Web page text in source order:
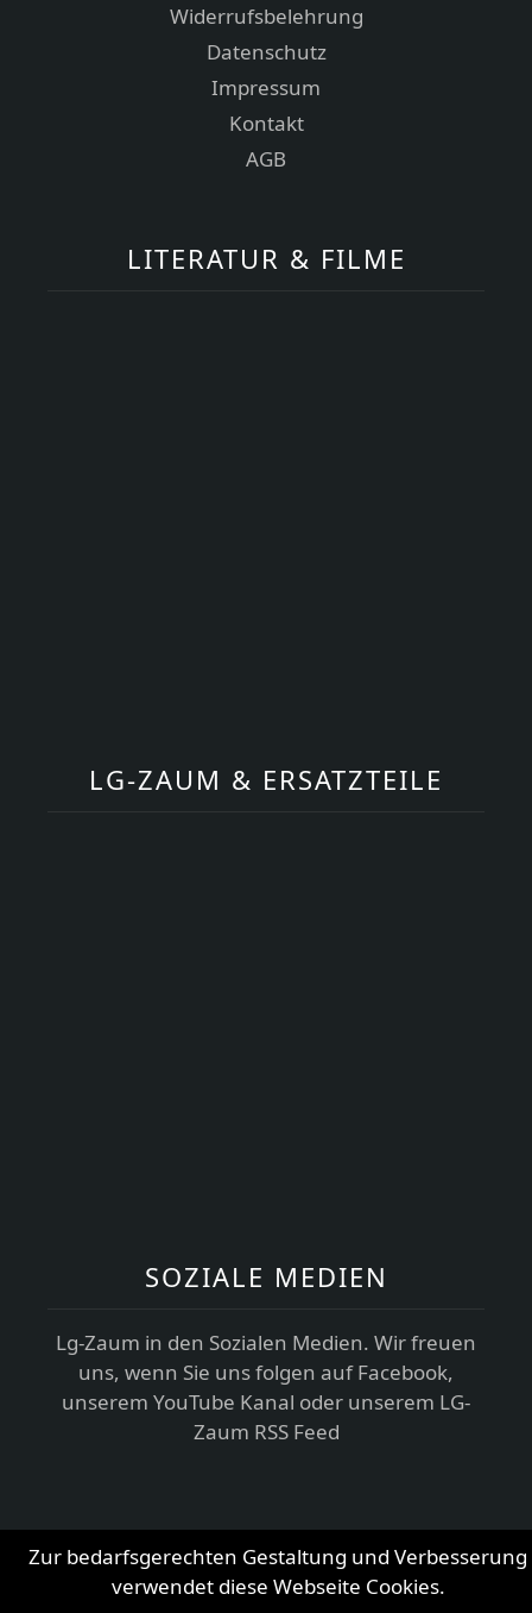
Widerrufsbelehrung
Datenschutz
Impressum
Kontakt
AGB
LITERATUR & FILME
LG-ZAUM & ERSATZTEILE
SOZIALE MEDIEN
Lg-Zaum in den Sozialen Medien. Wir freuen
uns, wenn Sie uns folgen auf Facebook,
unserem YouTube Kanal oder unserem LG-
Zaum RSS Feed
© 2026LG-Team e.G.Alle Rechte vorbehalten.
Zur bedarfsgerechten Gestaltung und Verbesserung
verwendet diese Webseite Cookies.